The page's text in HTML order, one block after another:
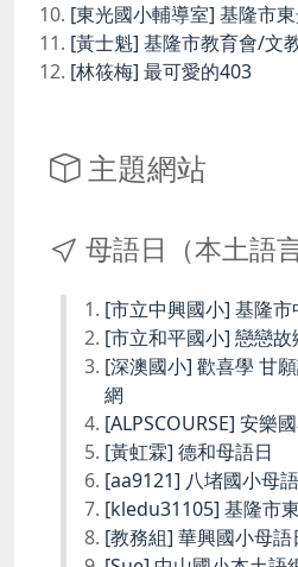
[東光國小輔導室] 基隆市
[黃士魁] 基隆市教育會/文
[林筱梅] 最可愛的403
主題網站
母語日（本土語言
[市立中興國小] 基隆
[市立和平國小] 戀戀
[深澳國小] 歡喜學 甘
網
[ALPSCOURSE] 安樂
[黃虹霖] 德和母語日
[aa9121] 八堵國小母
[kledu31105] 基隆市
[教務組] 華興國小母語